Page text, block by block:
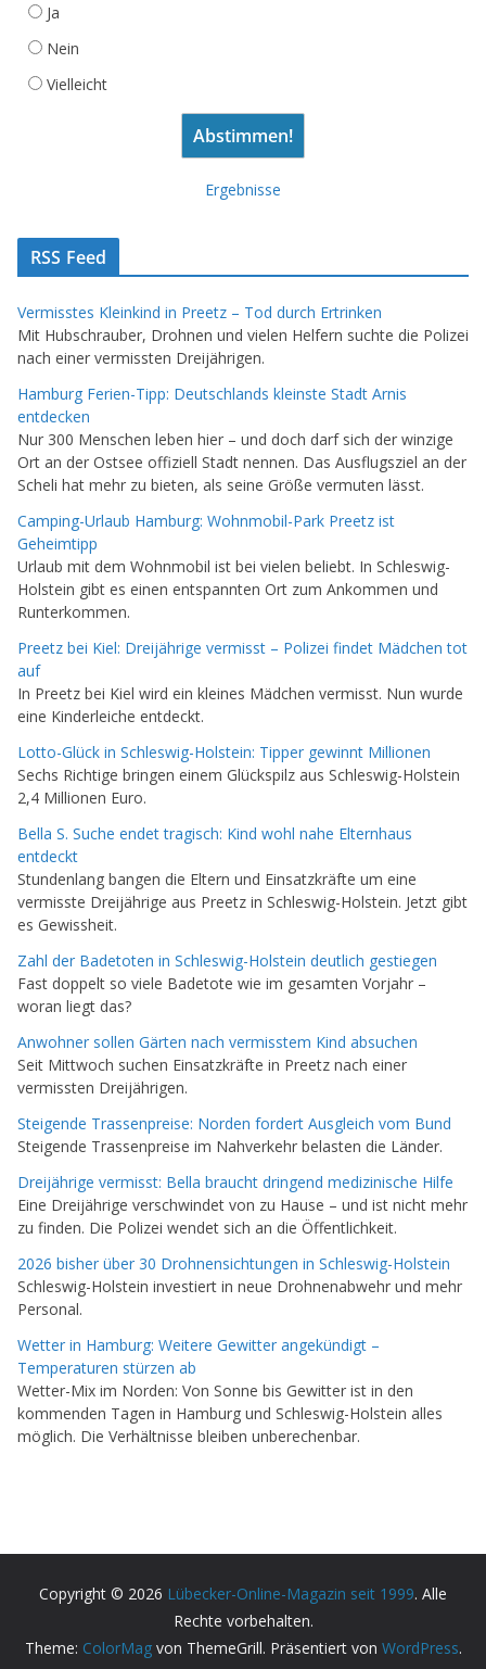
Ja
Nein
Vielleicht
Ergebnisse
RSS Feed
Vermisstes Kleinkind in Preetz – Tod durch Ertrinken
Mit Hubschrauber, Drohnen und vielen Helfern suchte die Polizei
nach einer vermissten Dreijährigen.
Hamburg Ferien-Tipp: Deutschlands kleinste Stadt Arnis
entdecken
Nur 300 Menschen leben hier – und doch darf sich der winzige
Ort an der Ostsee offiziell Stadt nennen. Das Ausflugsziel an der
Scheli hat mehr zu bieten, als seine Größe vermuten lässt.
Camping-Urlaub Hamburg: Wohnmobil-Park Preetz ist
Geheimtipp
Urlaub mit dem Wohnmobil ist bei vielen beliebt. In Schleswig-
Holstein gibt es einen entspannten Ort zum Ankommen und
Runterkommen.
Preetz bei Kiel: Dreijährige vermisst – Polizei findet Mädchen tot
auf
In Preetz bei Kiel wird ein kleines Mädchen vermisst. Nun wurde
eine Kinderleiche entdeckt.
Lotto-Glück in Schleswig-Holstein: Tipper gewinnt Millionen
Sechs Richtige bringen einem Glückspilz aus Schleswig-Holstein
2,4 Millionen Euro.
Bella S. Suche endet tragisch: Kind wohl nahe Elternhaus
entdeckt
Stundenlang bangen die Eltern und Einsatzkräfte um eine
vermisste Dreijährige aus Preetz in Schleswig-Holstein. Jetzt gibt
es Gewissheit.
Zahl der Badetoten in Schleswig-Holstein deutlich gestiegen
Fast doppelt so viele Badetote wie im gesamten Vorjahr –
woran liegt das?
Anwohner sollen Gärten nach vermisstem Kind absuchen
Seit Mittwoch suchen Einsatzkräfte in Preetz nach einer
vermissten Dreijährigen.
Steigende Trassenpreise: Norden fordert Ausgleich vom Bund
Steigende Trassenpreise im Nahverkehr belasten die Länder.
Dreijährige vermisst: Bella braucht dringend medizinische Hilfe
Eine Dreijährige verschwindet von zu Hause – und ist nicht mehr
zu finden. Die Polizei wendet sich an die Öffentlichkeit.
2026 bisher über 30 Drohnensichtungen in Schleswig-Holstein
Schleswig-Holstein investiert in neue Drohnenabwehr und mehr
Personal.
Wetter in Hamburg: Weitere Gewitter angekündigt –
Temperaturen stürzen ab
Wetter-Mix im Norden: Von Sonne bis Gewitter ist in den
kommenden Tagen in Hamburg und Schleswig-Holstein alles
möglich. Die Verhältnisse bleiben unberechenbar.
Copyright © 2026 Lübecker-Online-Magazin seit 1999. Alle
Rechte vorbehalten.
Theme: ColorMagvon ThemeGrill. Präsentiert von WordPress.